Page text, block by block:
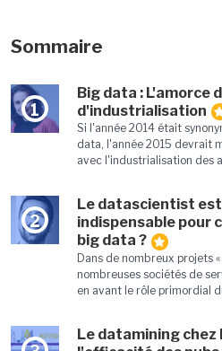
Sommaire
1
Big data : L'amorce
d'industrialisation
Si l'année 2014 était
data, l'année 2015 devrait
avec l'industrialisation des
2
Le datascientist
indispensable pour
big data ?
Dans de nombreux projets
nombreuses sociétés de
en avant le rôle primordial
Le datamining